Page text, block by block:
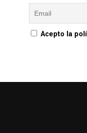
Acepto la